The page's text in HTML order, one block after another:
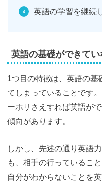
英語の学習を継続
英語の基礎ができてい
1つ目の特徴は、英語の基
てしまっていることです
ーホリさえすれば英語が
傾向があります。
しかし、先述の通り英語
も、相手の行っているこ
自分がわからないことを